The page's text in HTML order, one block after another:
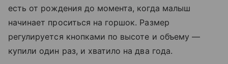
есть от рождения до момента, когда малыш
начинает проситься на горшок. Размер
регулируется кнопками по высоте и объему —
купили один раз, и хватило на два года.